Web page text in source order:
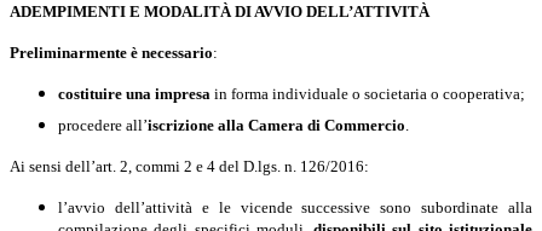
ADEMPIMENTI E MODALITÀ DI AVVIO DELL’ATTIVITÀ
Preliminarmente è necessario:
costituire una impresa in forma individuale o societaria o cooperativa;
procedere all’iscrizione alla Camera di Commercio
Ai sensi dell’art. 2, commi 2 e 4 del D.lgs. n. 126/2016:
l’avvio dell’attività e le vicende successive sono subordinate alla